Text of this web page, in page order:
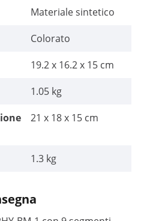
Materiale sintetico
Colorato
19.2 x 16.2 x 15 cm
1.05 kg
21 x 18 x 15 cm
1.3 kg